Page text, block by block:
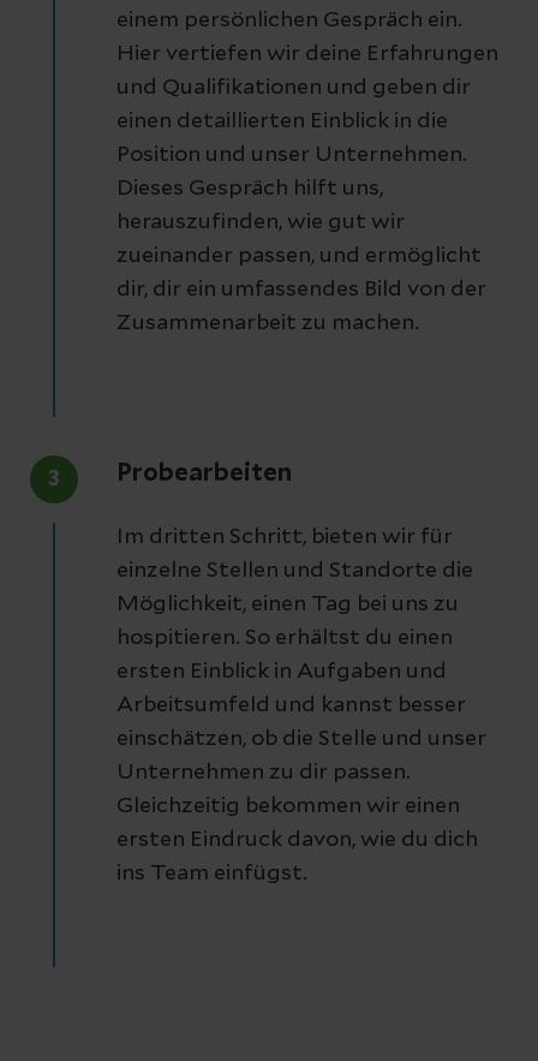
einem persönlichen Gespräch ein.
Hier vertiefen wir deine Erfahrungen
und Qualifikationen und geben dir
einen detaillierten Einblick in die
Position und unser Unternehmen.
Dieses Gespräch hilft uns,
herauszufinden, wie gut wir
zueinander passen, und ermöglicht
dir, dir ein umfassendes Bild von der
Zusammenarbeit zu machen.
3 Probearbeiten
Im dritten Schritt, bieten wir für
einzelne Stellen und Standorte die
Möglichkeit, einen Tag bei uns zu
hospitieren. So erhältst du einen
ersten Einblick in Aufgaben und
Arbeitsumfeld und kannst besser
einschätzen, ob die Stelle und unser
Unternehmen zu dir passen.
Gleichzeitig bekommen wir einen
ersten Eindruck davon, wie du dich
ins Team einfügst.